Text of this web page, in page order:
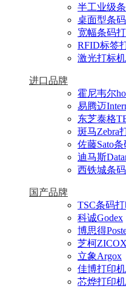
半工业级
桌面型条
宽幅条码
RFID标签
激光打标机
进口品牌
霍尼韦尔
易腾迈
东芝泰格
斑马Zebra
佐藤Sato
迪马斯
西铁城条
国产品牌
TSC条码
科诚Godex
博思得
芝柯ZICOX
立象Argox
佳博打印机
芯烨打印机